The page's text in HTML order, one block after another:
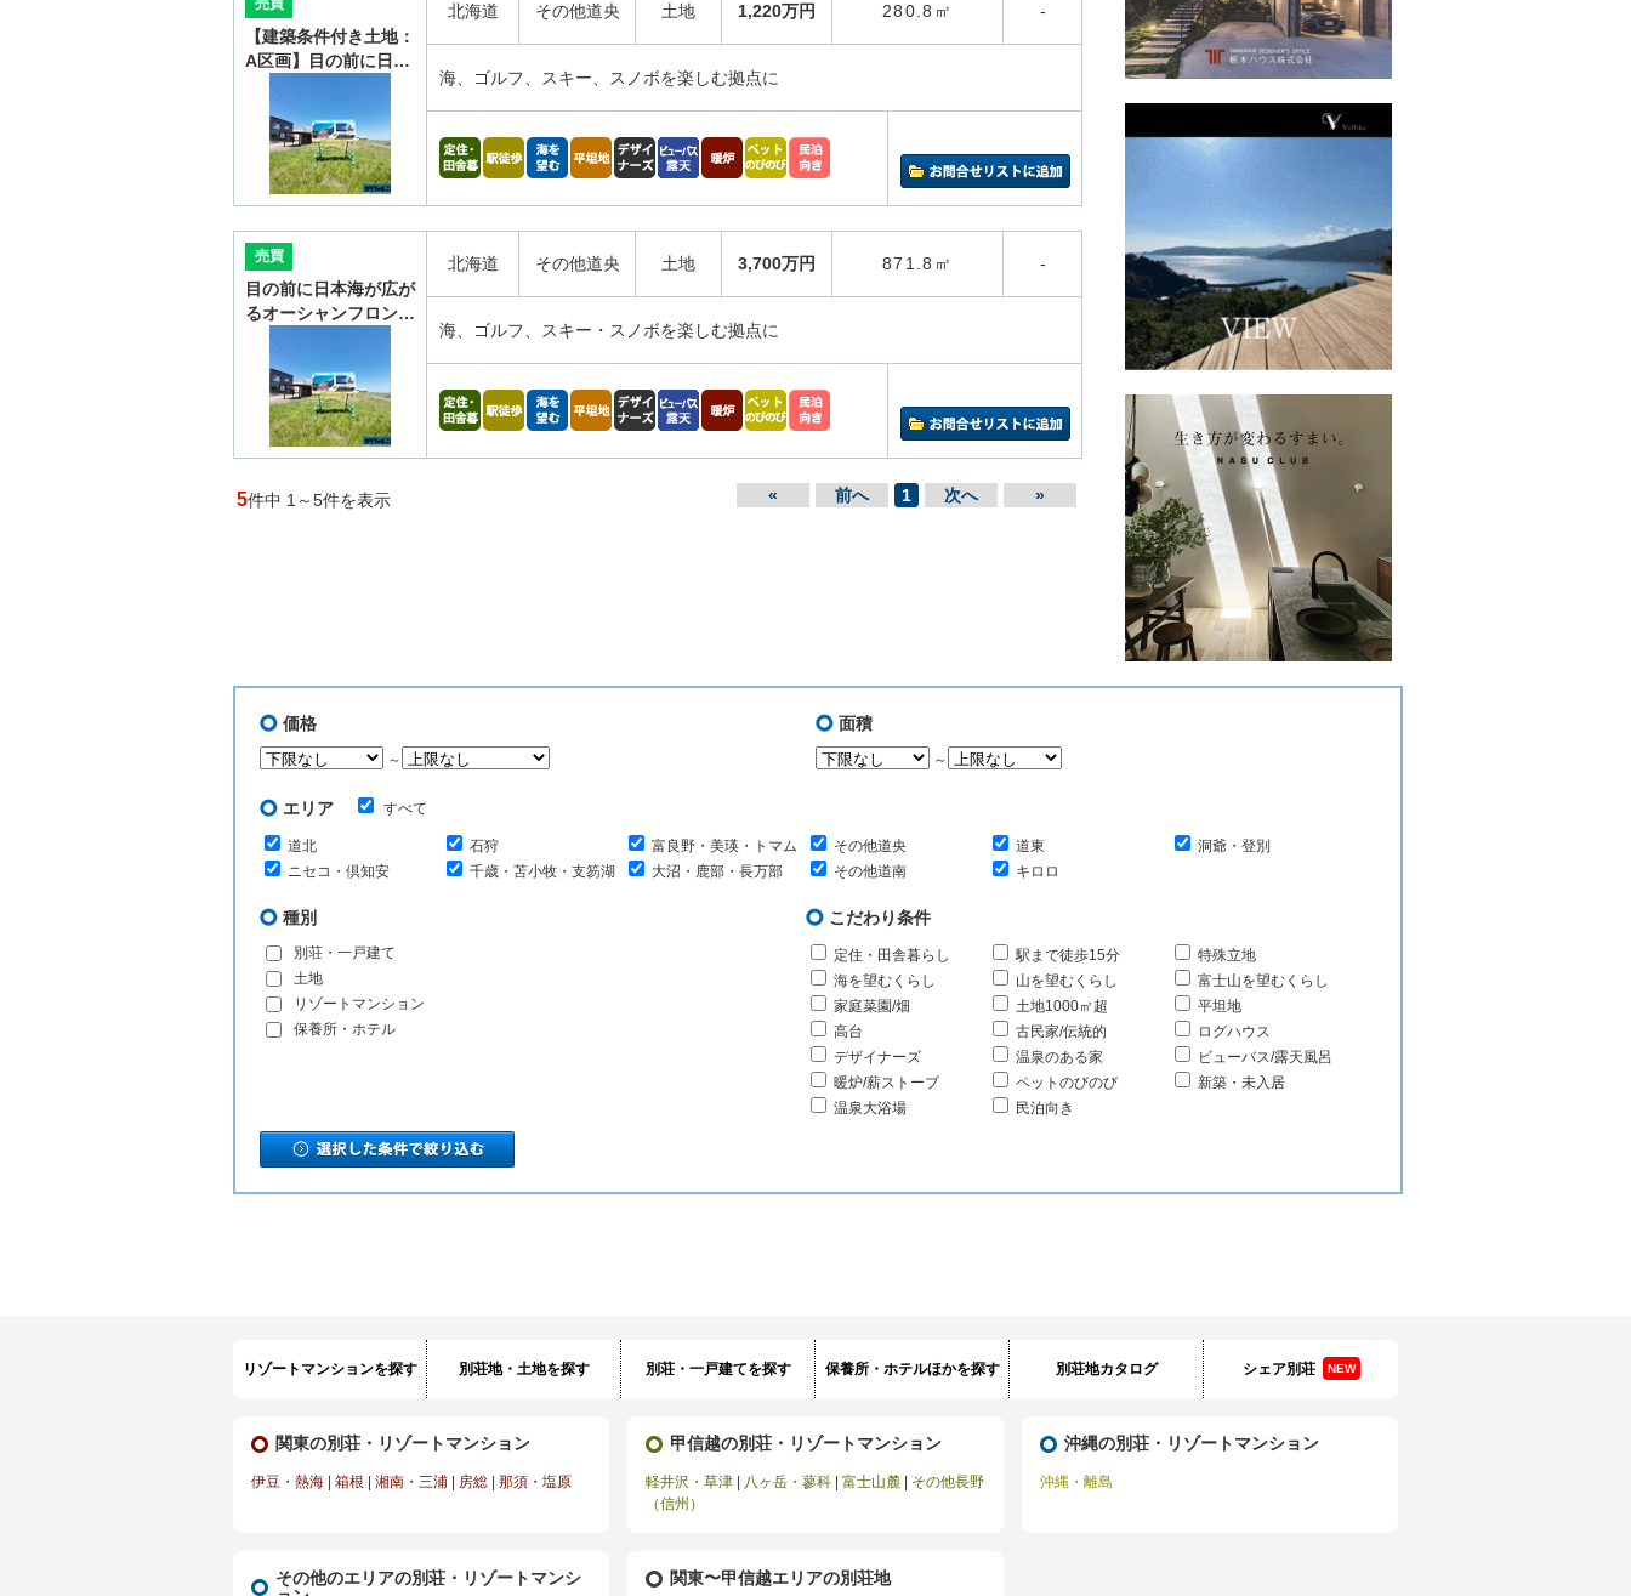
売買
【建築条件付き土地：
A区画】目の前に日…
北海道 その他道央 土地 1,220万円 280.8㎡ -
海、ゴルフ、スキー、スノボを楽しむ拠点に
売買
目の前に日本海が広が
るオーシャンフロン…
北海道 その他道央 土地 3,700万円 871.8㎡ -
海、ゴルフ、スキー・スノボを楽しむ拠点に
5件中 1～5件を表示 « 前へ 1 次へ »
価格
～
面積
～
エリア すべて
道北 石狩 富良野・美瑛・トマム その他道央 道東
洞爺・登別
ニセコ・倶知安
千歳・苫小牧・支笏湖 大沼・鹿部・長万部 その他道南 キロロ
種別
別荘・一戸建て
土地
リゾートマンション
保養所・ホテル
こだわり条件
定住・田舎暮らし 駅まで徒歩15分
特殊立地
海を望むくらし
山を望むくらし
富士山を望むくらし
家庭菜園/畑
土地1000㎡超
平坦地
高台
古民家/伝統的
ログハウス
デザイナーズ
温泉のある家
ビューバス/露天風呂
暖炉/薪ストーブ
ペットのびのび
新築・未入居
温泉大浴場
民泊向き
リゾートマンションを探す 別荘地・土地を探す 別荘・一戸建てを探す 保養所・ホテルほかを探す 別荘地カタログ シェア別荘 NEW
関東の別荘・リゾートマンション
伊豆・熱海 箱根 湘南・三浦 房総 那須・塩原
甲信越の別荘・リゾートマンション
軽井沢・草津 八ヶ岳・蓼科 富士山麓
その他長野
（信州）
沖縄の別荘・リゾートマンション
沖縄・離島
その他のエリアの別荘・リゾートマンシ
関東〜甲信越エリアの別荘地